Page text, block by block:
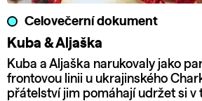
Celovečerní dokument
Kuba & Aljaška
Kuba a Aljaška narukovaly jako
frontovou linii u ukrajinského
přátelství jim pomáhají udržet si v